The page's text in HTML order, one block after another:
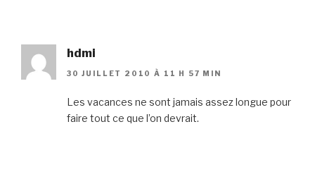
hdmi
30 JUILLET 2010 À 11 H 57 MIN
Les vacances ne sont jamais assez longue pour
faire tout ce que l’on devrait.